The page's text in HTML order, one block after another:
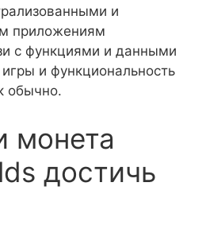
и
приложениям
с функциями и данными
и функциональность
обычно.
монета
достичь